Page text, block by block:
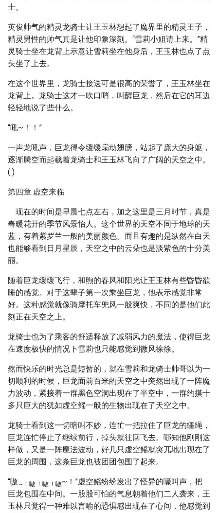
士。
英俊帅气的精灵龙骑士让王玉林想起了魔界里的精灵王子，
精灵男性的帅气真是让他印象深刻。“雪莉小姐请上来。”精
灵骑士坐在龙背上示意让雪莉坐在他身后，王玉林也点了点
头坐了上去。
在这个世界里，龙骑士接送可是很高的荣誉了，王玉林坐在
龙背上。龙骑士这才一吹口哨，叫醒巨龙，然后在它的耳边
轻轻地说了些什么。
“吼~！！”
一声龙吼声，巨龙得令缓缓扇动翅膀，站起了庞大的身躯，
逐渐腾空而起载着龙骑士和王玉林飞向了广阔的天空之中。
( )
第四章 虚空来临
现在的时间是早晨七点左右，加之这里是三月时节，真是
春暖花开的季节风景怡人。这个世界的天空不同于地球的天
蓝，有着紫罗兰一般的美丽颜色。而且有趣的是纵然在白天
也能够看到日月星辰，天空之中的云朵也是淡紫色的十分美
丽。
随着巨龙缓缓飞行，和煦的春风和阳光让王玉林有些昏昏欲
睡的感觉。对于这辈子第一次乘坐巨龙，他表示感觉非常
好。这种感觉就像骑摩托车兜风一般爽快，不同的是他们此
刻正在天空之上。
龙骑士也为了乘客的舒适释放了减弱风力的魔法，使得巨龙
在速度极快的情况下雪莉也只能感觉到微风徐徐。
然而快乐的时光总是短暂的，就在雪莉和龙骑士帅哥以为一
切顺利的时候，巨龙面前百米的天空之中突然出现了一阵魔
力波动，紧接着一群黑色空洞出现在了半空中，一群约摸十
多只巨大的犹如虚空鳐一般的生物出现在了天空之中。
龙骑士看到这一切暗叫不妙，连忙一把拉住了巨龙的缰绳，
巨龙连忙停止了继续前行，掉头就往回飞去。哪知他刚刚这
样做，又是一阵魔法波动，好几只虚空鳐就突兀地出现在了
巨龙的周围，这条巨龙也被团团包围了起来。
“嗷 ~！嗷 ！嗷 ！嗷~！”虚空鳐纷纷发出了怪异的嚎叫声，把
巨龙包围在中间。一股股可怕的气息朝着他们二人袭来，王
玉林只觉得一种难以言喻的恐惧感出现在了心间，他感觉到